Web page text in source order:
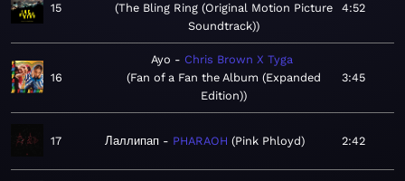
15
The Bling Ring (Original Motion Picture
Soundtrack)
4:52
16
Ayo
Chris Brown X Tyga
Fan of a Fan the Album (Expanded
Edition)
3:45
17 Лаллипап PHARAOH Pink Phloyd 2:42